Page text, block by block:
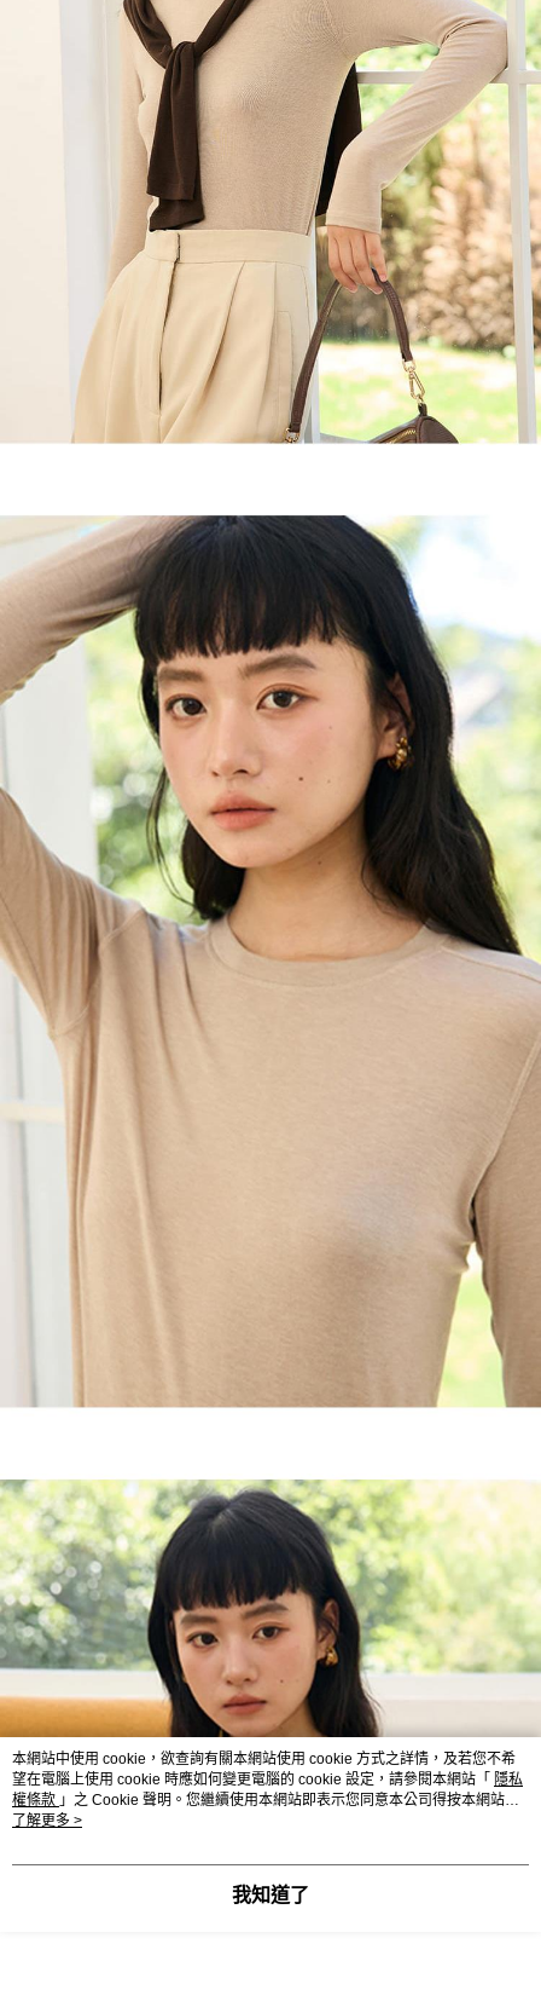
本網站中使用 cookie，欲查詢有關本網站使用 cookie 方式之詳情，及若您不希
望在電腦上使用 cookie 時應如何變更電腦的 cookie 設定，請參閱本網站「 隱私
權條款 」之 Cookie 聲明。您繼續使用本網站即表示您同意本公司得按本網站使
用條款之 Cookie 聲明使用 cookie。
了解更多 >
我知道了